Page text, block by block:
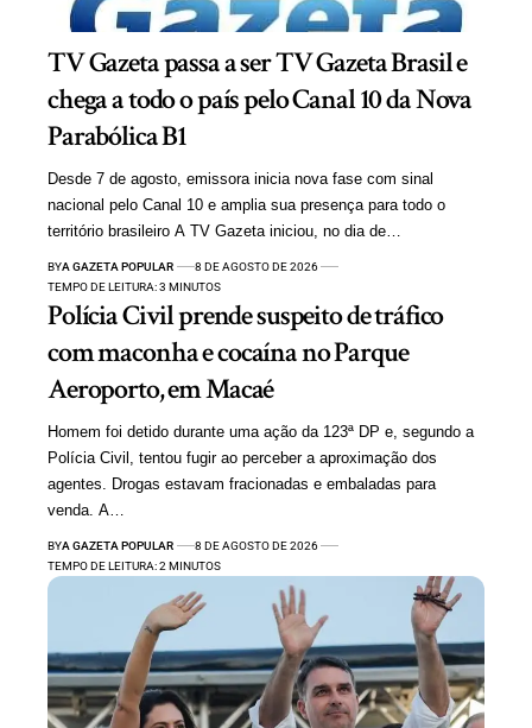
TV Gazeta passa a ser TV Gazeta Brasil e
chega a todo o país pelo Canal 10 da Nova
Parabólica B1
Desde 7 de agosto, emissora inicia nova fase com sinal
nacional pelo Canal 10 e amplia sua presença para todo o
território brasileiro A TV Gazeta iniciou, no dia de…
BYA GAZETA POPULAR
8 DE AGOSTO DE 2026
TEMPO DE LEITURA: 3 MINUTOS
Polícia Civil prende suspeito de tráfico
com maconha e cocaína no Parque
Aeroporto, em Macaé
Homem foi detido durante uma ação da 123ª DP e, segundo a
Polícia Civil, tentou fugir ao perceber a aproximação dos
agentes. Drogas estavam fracionadas e embaladas para
venda. A…
BYA GAZETA POPULAR
8 DE AGOSTO DE 2026
TEMPO DE LEITURA: 2 MINUTOS